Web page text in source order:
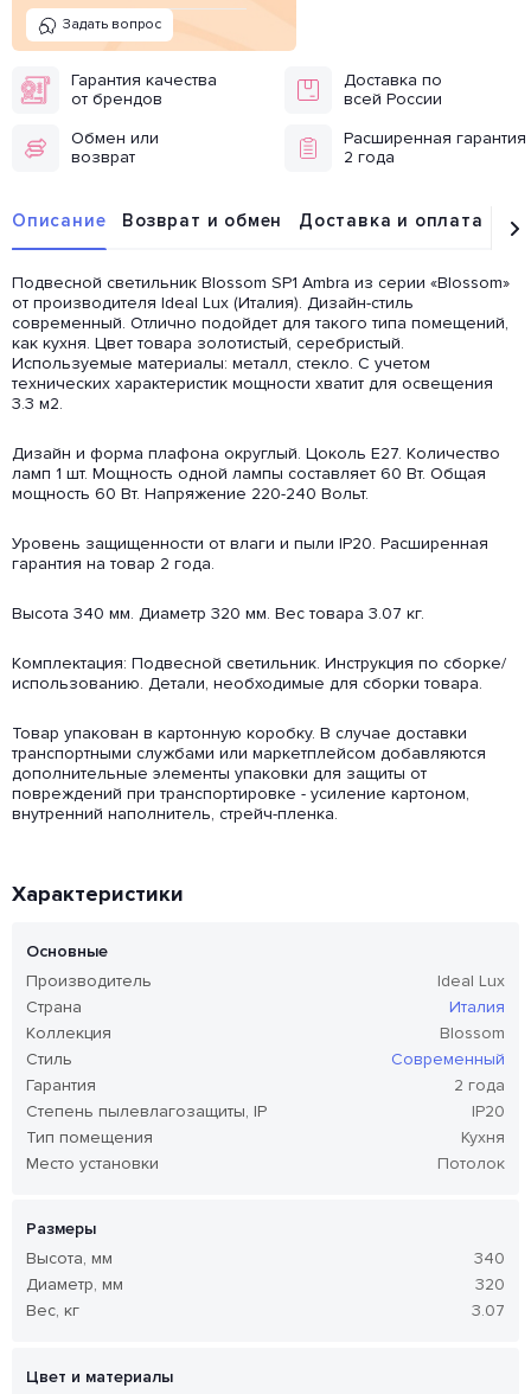
Задать вопрос
Гарантия качества
от брендов
Доставка по
всей России
Обмен или
возврат
Расширенная гарантия
2 года
Описание Возврат и обмен Доставка и оплата
Подвесной светильник Blossom SP1 Ambra из серии «Blossom»
от производителя Ideal Lux (Италия). Дизайн-стиль
современный. Отлично подойдет для такого типа помещений,
как кухня. Цвет товара золотистый, серебристый.
Используемые материалы: металл, стекло. С учетом
технических характеристик мощности хватит для освещения
3.3 м2.
Дизайн и форма плафона округлый. Цоколь E27. Количество
ламп 1 шт. Мощность одной лампы составляет 60 Вт. Общая
мощность 60 Вт. Напряжение 220-240 Вольт.
Уровень защищенности от влаги и пыли IP20. Расширенная
гарантия на товар 2 года.
Высота 340 мм. Диаметр 320 мм. Вес товара 3.07 кг.
Комплектация: Подвесной светильник. Инструкция по сборке/
использованию. Детали, необходимые для сборки товара.
Товар упакован в картонную коробку. В случае доставки
транспортными службами или маркетплейсом добавляются
дополнительные элементы упаковки для защиты от
повреждений при транспортировке - усиление картоном,
внутренний наполнитель, стрейч-пленка.
Характеристики
Основные
Производитель
Ideal Lux
Страна
Италия
Коллекция
Blossom
Стиль
Современный
Гарантия
2 года
Степень пылевлагозащиты, IP
IP20
Тип помещения
Кухня
Место установки
Потолок
Размеры
Высота, мм
340
Диаметр, мм
320
Вес, кг
3.07
Цвет и материалы